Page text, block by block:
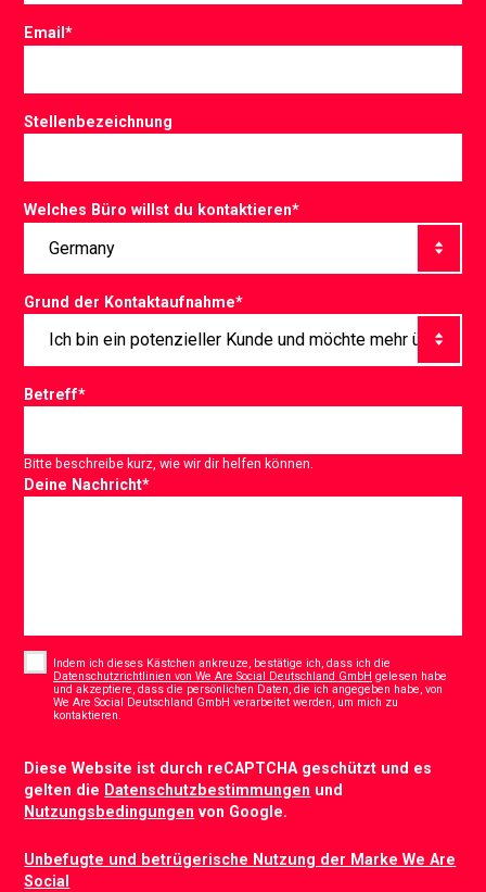
Email*
Stellenbezeichnung
Welches Büro willst du kontaktieren*
Grund der Kontaktaufnahme*
Betreff*
Bitte beschreibe kurz, wie wir dir helfen können.
Deine Nachricht*
Indem ich dieses Kästchen ankreuze, bestätige ich, dass ich die
Datenschutzrichtlinien von We Are Social Deutschland GmbH gelesen habe
und akzeptiere, dass die persönlichen Daten, die ich angegeben habe, von
We Are Social Deutschland GmbH verarbeitet werden, um mich zu
kontaktieren.
Diese Website ist durch reCAPTCHA geschützt und es
gelten die Datenschutzbestimmungen und
Nutzungsbedingungen von Google.
Unbefugte und betrügerische Nutzung der Marke We Are
Social